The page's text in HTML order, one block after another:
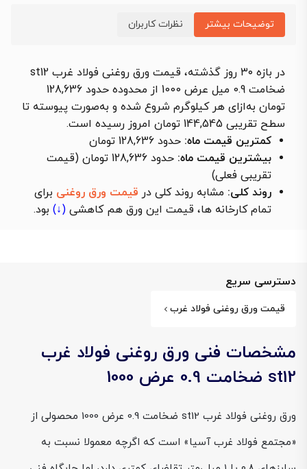
توضیحات بیشتر نظرات کاربران
در بازه ۳۰ روز گذشته، قیمت ورق روغنی فولاد غرب st12
ضخامت 0.9 میل عرض 1000 از محدوده حدود 128,636
تومان به‌ازای هر کیلوگرم شروع شده و به‌صورت پیوسته تا
سطح تقریبی 144,545 تومان امروز رسیده است.
کمترین قیمت ماه: حدود 128,636 تومان
بیشترین قیمت ماه:
حدود 128,636 تومان (قیمت
تقریبی فعلی)
روند کلی: مشابه روند کلی در قیمت ورق روغنی برای
تمام کارخانه ها، قیمت این ورق همکاهشی (↓) بود.
دسترسی سریع
قیمت ورق روغنی فولاد غرب
مشخصات فنی ورق روغنی فولاد غرب
st12 ضخامت 0.9 عرض 1000
ورق روغنی فولاد غرب st12 ضخامت 0.9 عرض 1000 محصولی از
«مجتمع فولاد غرب آسیا» است که اگرچه معمولا نسبت به